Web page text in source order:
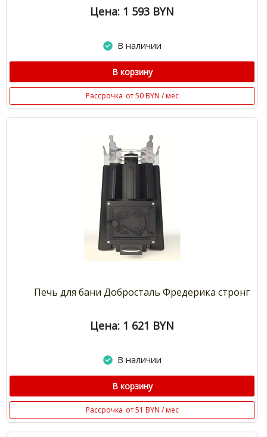
Цена: 1 593 BYN
В наличии
В корзину
Рассрочка от 50 BYN / мес
Печь для бани Добросталь Фредерика стронг
Цена: 1 621 BYN
В наличии
В корзину
Рассрочка от 51 BYN / мес